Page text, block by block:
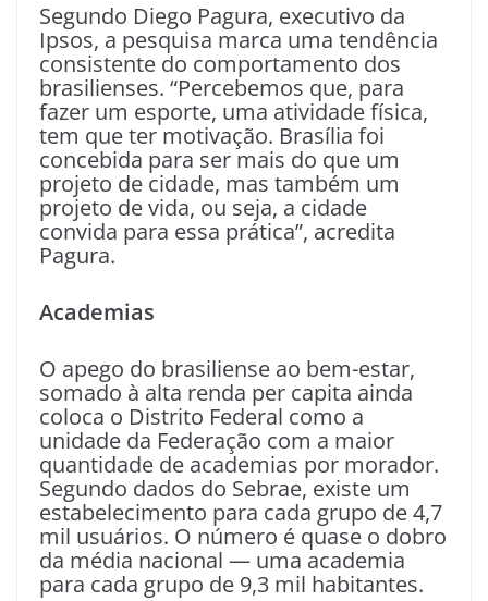
Segundo Diego Pagura, executivo da
Ipsos, a pesquisa marca uma tendência
consistente do comportamento dos
brasilienses. “Percebemos que, para
fazer um esporte, uma atividade física,
tem que ter motivação. Brasília foi
concebida para ser mais do que um
projeto de cidade, mas também um
projeto de vida, ou seja, a cidade
convida para essa prática”, acredita
Pagura.
Academias
O apego do brasiliense ao bem-estar,
somado à alta renda per capita ainda
coloca o Distrito Federal como a
unidade da Federação com a maior
quantidade de academias por morador.
Segundo dados do Sebrae, existe um
estabelecimento para cada grupo de 4,7
mil usuários. O número é quase o dobro
da média nacional — uma academia
para cada grupo de 9,3 mil habitantes.